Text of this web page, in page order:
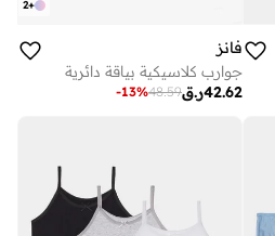
+
2
فانز
جوارب كلاسيكية بياقة دائرية
ر.ق42.62
48.59
-13%